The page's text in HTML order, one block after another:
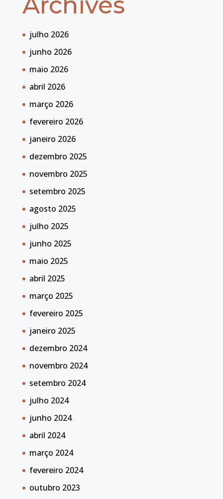
julho 2026
junho 2026
maio 2026
abril 2026
março 2026
fevereiro 2026
janeiro 2026
dezembro 2025
novembro 2025
setembro 2025
agosto 2025
julho 2025
junho 2025
maio 2025
abril 2025
março 2025
fevereiro 2025
janeiro 2025
dezembro 2024
novembro 2024
setembro 2024
julho 2024
junho 2024
abril 2024
março 2024
fevereiro 2024
outubro 2023